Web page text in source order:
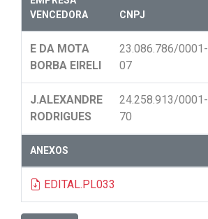
VENCEDORA
CNPJ
E DA MOTA
BORBA EIRELI
23.086.786/0001-
07
J.ALEXANDRE
RODRIGUES
24.258.913/0001-
70
ANEXOS
EDITAL.PL033